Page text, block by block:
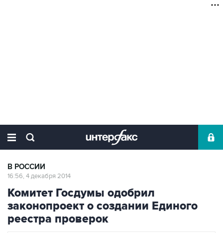
В РОССИИ
16:56, 4 декабря 2014
Комитет Госдумы одобрил
законопроект о создании Единого
реестра проверок